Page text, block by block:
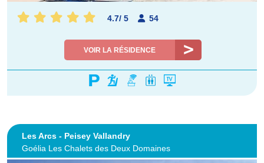
4.7/ 5 54
VOIR LA RÉSIDENCE
Les Arcs - Peisey Vallandry
Goélia Les Chalets des Deux Domaines